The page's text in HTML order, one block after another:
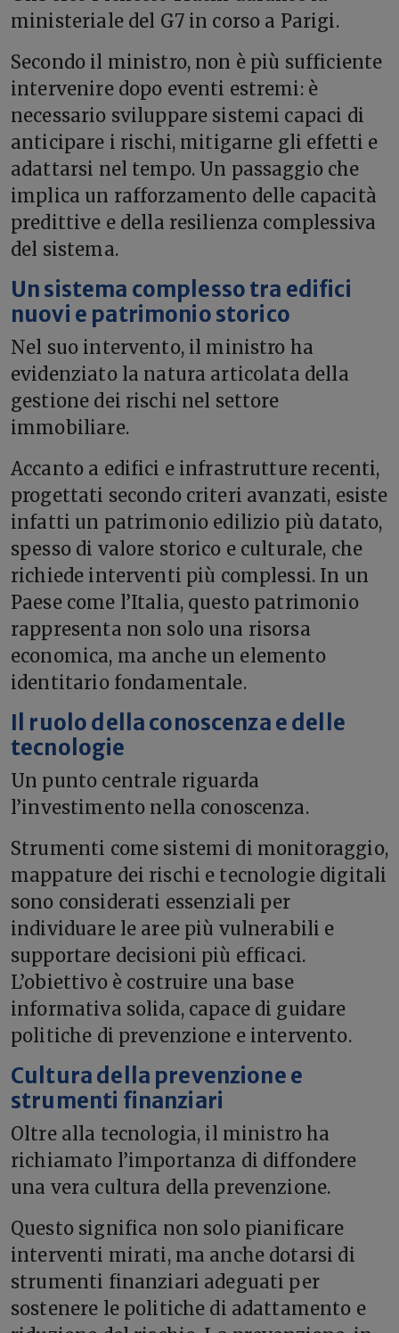
ministeriale del G7 in corso a Parigi.
Secondo il ministro, non è più sufficiente
intervenire dopo eventi estremi: è
necessario sviluppare sistemi capaci di
anticipare i rischi, mitigarne gli effetti e
adattarsi nel tempo. Un passaggio che
implica un rafforzamento delle capacità
predittive e della resilienza complessiva
del sistema.
Un sistema complesso tra edifici
nuovi e patrimonio storico
Nel suo intervento, il ministro ha
evidenziato la natura articolata della
gestione dei rischi nel settore
immobiliare.
Accanto a edifici e infrastrutture recenti,
progettati secondo criteri avanzati, esiste
infatti un patrimonio edilizio più datato,
spesso di valore storico e culturale, che
richiede interventi più complessi. In un
Paese come l’Italia, questo patrimonio
rappresenta non solo una risorsa
economica, ma anche un elemento
identitario fondamentale.
Il ruolo della conoscenza e delle
tecnologie
Un punto centrale riguarda
l’investimento nella conoscenza.
Strumenti come sistemi di monitoraggio,
mappature dei rischi e tecnologie digitali
sono considerati essenziali per
individuare le aree più vulnerabili e
supportare decisioni più efficaci.
L’obiettivo è costruire una base
informativa solida, capace di guidare
politiche di prevenzione e intervento.
Cultura della prevenzione e
strumenti finanziari
Oltre alla tecnologia, il ministro ha
richiamato l’importanza di diffondere
una vera cultura della prevenzione.
Questo significa non solo pianificare
interventi mirati, ma anche dotarsi di
strumenti finanziari adeguati per
sostenere le politiche di adattamento e